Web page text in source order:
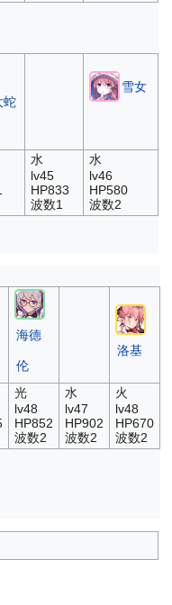
蛇
雪女
水
lv45
HP833
波数1
水
lv46
HP580
波数2
海德
伦
洛基
光
lv48
HP852
波数2
水
lv47
HP902
波数2
火
lv48
HP670
波数2